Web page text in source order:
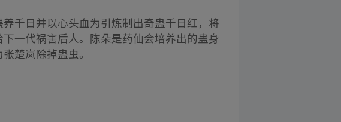
千日并以心头血为引炼制出奇蛊千日红，将
一代祸害后人。陈朵是药仙会培养出的蛊身
楚岚除掉蛊虫。